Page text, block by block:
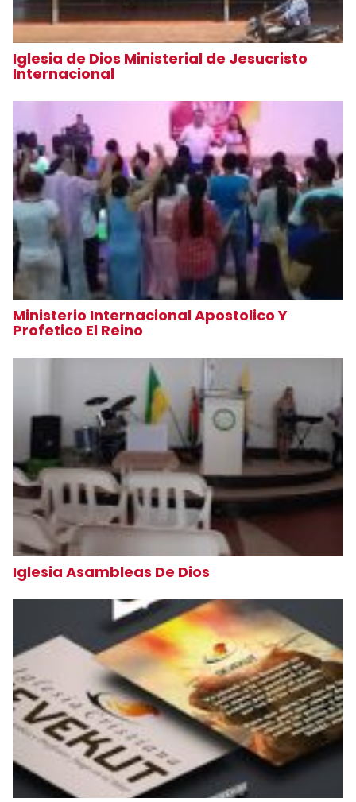
Iglesia de Dios Ministerial de Jesucristo
Internacional
Ministerio Internacional Apostolico Y
Profetico El Reino
Iglesia Asambleas De Dios